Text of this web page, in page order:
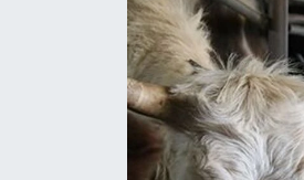
Ekonomi